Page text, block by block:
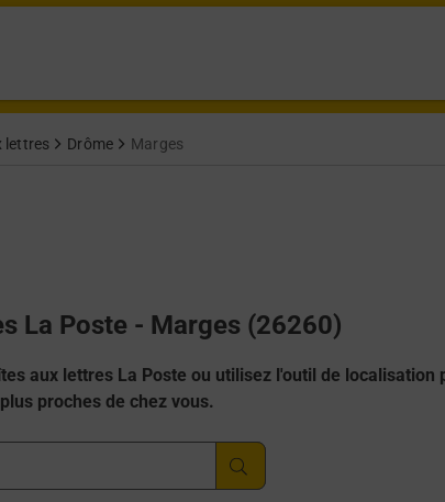
lettres Drôme Marges
La Poste - Marges (26260)
aux lettres La Poste ou utilisez l'outil de localisation
proches de chez vous.